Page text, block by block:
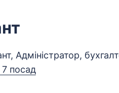
Адміністратор,
посад